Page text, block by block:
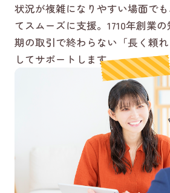
状況が複雑になりやすい場面で
てスムーズに支援。1710年創業
期の取引で終わらない「長く頼
してサポートします。